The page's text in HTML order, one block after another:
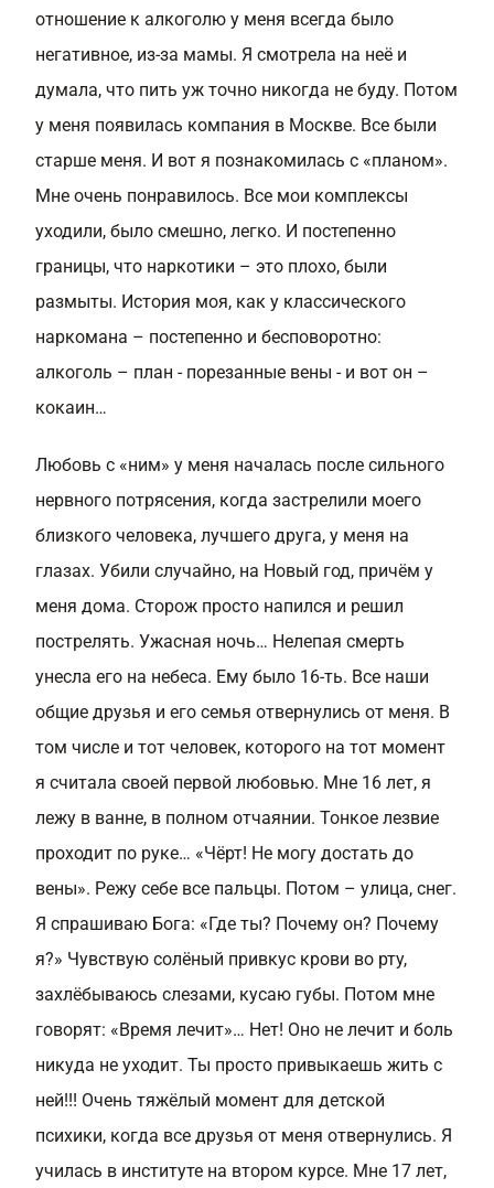
отношение к алкоголю у меня всегда было
негативное, из-за мамы. Я смотрела на неё и
думала, что пить уж точно никогда не буду. Потом
у меня появилась компания в Москве. Все были
старше меня. И вот я познакомилась с «планом».
Мне очень понравилось. Все мои комплексы
уходили, было смешно, легко. И постепенно
границы, что наркотики – это плохо, были
размыты. История моя, как у классического
наркомана – постепенно и бесповоротно:
алкоголь – план - порезанные вены - и вот он –
кокаин…
Любовь с «ним» у меня началась после сильного
нервного потрясения, когда застрелили моего
близкого человека, лучшего друга, у меня на
глазах. Убили случайно, на Новый год, причём у
меня дома. Сторож просто напился и решил
пострелять. Ужасная ночь… Нелепая смерть
унесла его на небеса. Ему было 16-ть. Все наши
общие друзья и его семья отвернулись от меня. В
том числе и тот человек, которого на тот момент
я считала своей первой любовью. Мне 16 лет, я
лежу в ванне, в полном отчаянии. Тонкое лезвие
проходит по руке… «Чёрт! Не могу достать до
вены». Режу себе все пальцы. Потом – улица, снег.
Я спрашиваю Бога: «Где ты? Почему он? Почему
я?» Чувствую солёный привкус крови во рту,
захлёбываюсь слезами, кусаю губы. Потом мне
говорят: «Время лечит»… Нет! Оно не лечит и боль
никуда не уходит. Ты просто привыкаешь жить с
ней!!! Очень тяжёлый момент для детской
психики, когда все друзья от меня отвернулись. Я
училась в институте на втором курсе. Мне 17 лет,